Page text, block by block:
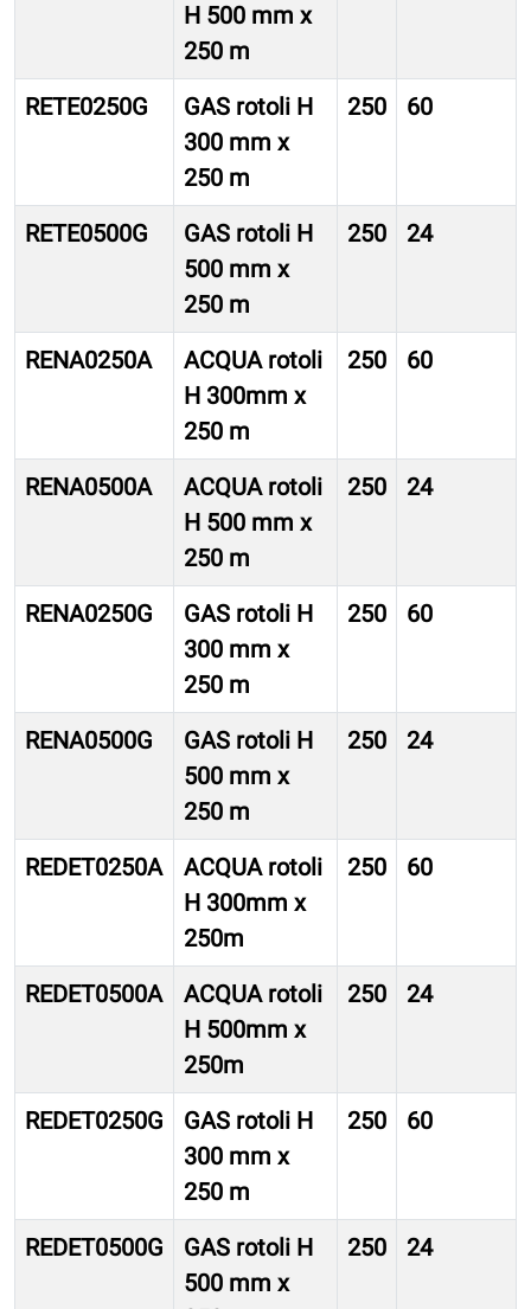
H 500 mm x
250 m
RETE0250G
GAS rotoli H
300 mm x
250 m
250 60
RETE0500G
GAS rotoli H
500 mm x
250 m
250 24
RENA0250A
ACQUA rotoli
H 300mm x
250 m
250 60
RENA0500A
ACQUA rotoli
H 500 mm x
250 m
250 24
RENA0250G
GAS rotoli H
300 mm x
250 m
250 60
RENA0500G
GAS rotoli H
500 mm x
250 m
250 24
REDET0250A
ACQUA rotoli
H 300mm x
250m
250 60
REDET0500A
ACQUA rotoli
H 500mm x
250m
250 24
REDET0250G
GAS rotoli H
300 mm x
250 m
250 60
REDET0500G
GAS rotoli H
500 mm x
250 24